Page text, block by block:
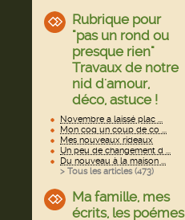
Rubrique pour
"pas un rond ou
presque rien"
Travaux de notre
nid d'amour,
déco, astuce !
Novembre a laissé plac ...
Mon coq un coup de co ...
Mes nouveaux rideaux
Un peu de changement d ...
Du nouveau à la maison ...
> Tous les articles (473)
Ma famille, mes
écrits, les poémes